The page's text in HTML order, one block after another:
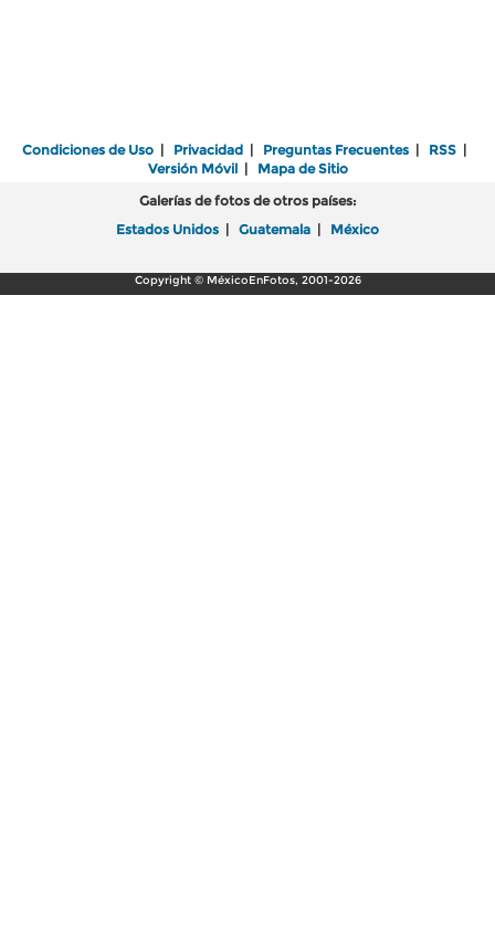
Condiciones de Uso | Privacidad | Preguntas Frecuentes | RSS |
Versión Móvil| Mapa de Sitio
Galerías de fotos de otros países:
Estados Unidos | Guatemala | México
Copyright © MéxicoEnFotos, 2001-2026